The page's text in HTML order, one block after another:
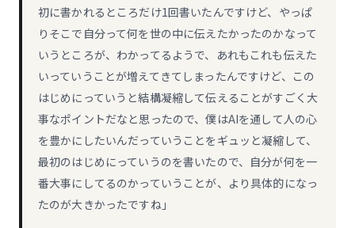
初に書かれるところだけ1回書いたんですけど、やっぱ
りそこで自分って何を世の中に伝えたかったのかなって
いうところが、わかってるようで、あれもこれも伝えた
いっていうことが増えてきてしまったんですけど、この
はじめにっていうと結構凝縮して伝えることがすごく大
事なポイントだなと思ったので、僕はAIを通して人の心
を豊かにしたいんだっていうことをギュッと凝縮して、
最初のはじめにっていうのを書いたので、自分が何を一
番大事にしてるのかっていうことが、より具体的になっ
たのが大きかったですね」